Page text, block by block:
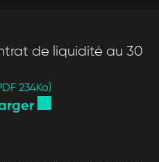
de liquidité au 30
234Ko)